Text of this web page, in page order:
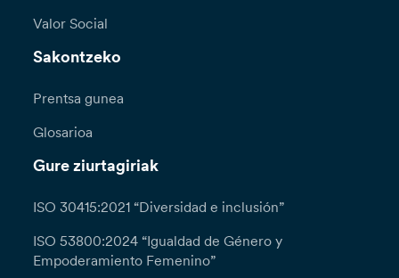
Valor Social
Sakontzeko
Prentsa gunea
Glosarioa
Gure ziurtagiriak
ISO 30415:2021 “Diversidad e inclusión”
ISO 53800:2024 “Igualdad de Género y
Empoderamiento Femenino”